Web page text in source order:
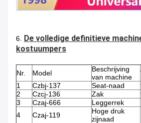
6. De volledige definitieve
kostuumpers
Nr. Model
Beschrijving
van machine
1
Czbj-137 Seat-naad
2
Czcj-136 Zak
3
Czaj-666 Leggerrek
4
Czaj-119
Hoge druk
zijnaad